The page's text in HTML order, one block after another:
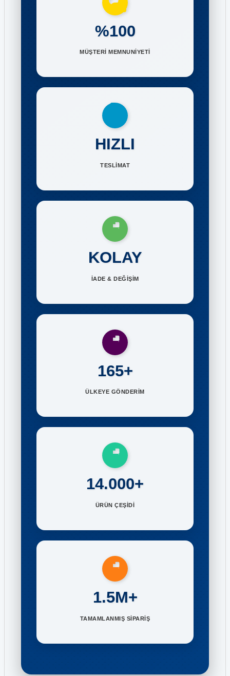
%100
MÜŞTERİ MEMNUNİYETİ
HIZLI
TESLİMAT
KOLAY
İADE & DEĞİŞİM
165+
ÜLKEYE GÖNDERİM
14.000+
ÜRÜN ÇEŞİDİ
1.5M+
TAMAMLANMIŞ SİPARİŞ